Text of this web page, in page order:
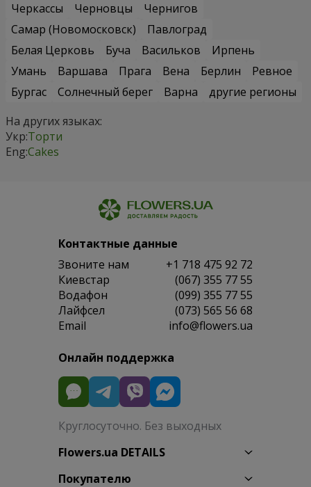
Черкассы
Черновцы
Чернигов
Самар (Новомосковск)
Павлоград
Белая Церковь
Буча Васильков
Ирпень
Умань
Варшава Прага Вена Берлин
Ревное
Бургас
Солнечный берег Варна
другие регионы
На других языках:
Укр:Торти
Eng:Cakes
Контактные данные
Звоните нам
+1 718 475 92 72
Киевстар
(067) 355 77 55
Водафон
(099) 355 77 55
Лайфсел
(073) 565 56 68
Email
info@flowers.ua
Онлайн поддержка
Круглосуточно. Без выходных
Flowers.ua DETAILS
Покупателю